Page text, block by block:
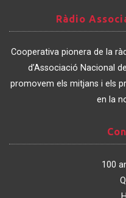
Associació
de
Catalunya
Ràdio
Cooperativa pionera de la
d’Associació Nacional
promovem els mitjans i els
en la
nos
100